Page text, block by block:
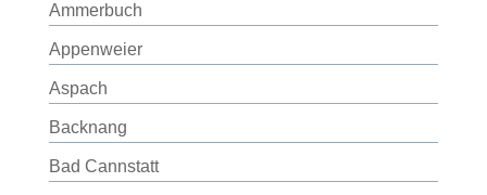
Ammerbuch
Appenweier
Aspach
Backnang
Bad Cannstatt